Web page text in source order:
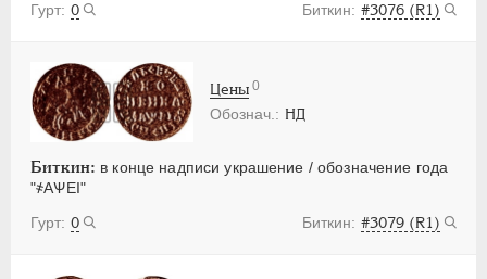
0
#3076 (R1)
НД
Биткин: в конце надписи украшение / обозначение года
"҂АѰЕI"
0
#3079 (R1)
Цены 0